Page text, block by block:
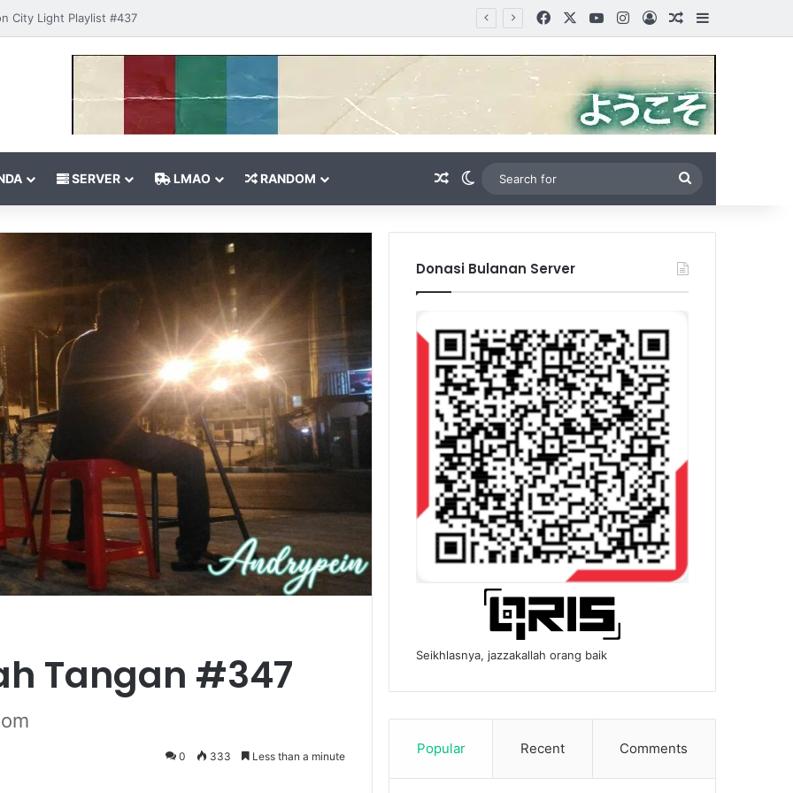
my Spirit Animal #436 FacebookYouTubeInstagram
Log InRandom Article
Sidebar
SERVER LMAO RANDOM Random Article
Switch skin
for
Tangan #347
0 333 Less than a minute
Donasi Bulanan Server
Seikhlasnya, jazzakallah orang baik
Popular Recent Comments